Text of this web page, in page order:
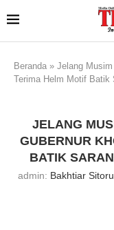
Beranda » Jelang
Terima Helm Motif Batik
JELANG
GUBERNUR
BATIK
admin: Bakhtiar